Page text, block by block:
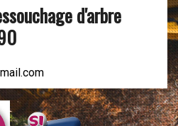
d'arbre